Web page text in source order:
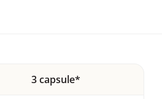
3 capsule*